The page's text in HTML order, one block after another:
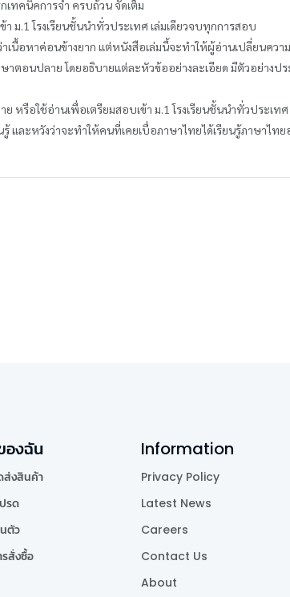
ทคนิคการจำ ครบถ้วน จัดเต็ม
ม.1 โรงเรียนชั้นนำทั่วประเทศ เล่มเดียวจบทุกการสอบ
เนื้อหาค่อนข้างยาก แต่หนังสือเล่มนี้จะทำให้ผู้อ่านเปลี่ยนควา
ตอนปลาย โดยอธิบายแต่ละหัวข้ออย่างละเอียด มีตัวอย่างป
หรือใช้อ่านเพื่อเตรียมสอบเข้า ม.1 โรงเรียนชั้นนำทั่วประเทศ
และหวังว่าจะทำให้คนที่เคยเบื่อภาษาไทยได้เรียนรู้ภาษาไท
งฉัน
ส่งสินค้า
รด
ตัว
รสั่งซื้อ
Information
Privacy Policy
Latest News
Careers
Contact Us
About